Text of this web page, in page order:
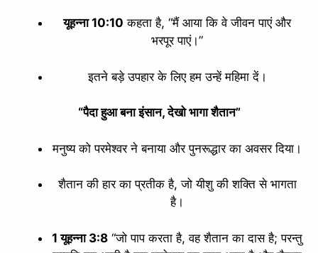
यूहन्ना 10:10 कहता है, “मैं आया कि वे जीवन पाएं और
भरपूर पाएं।”
इतने बड़े उपहार के लिए हम उन्हें महिमा दें।
“पैदा हुआ बना इंसान, देखो भागा शैतान”
मनुष्य को परमेश्वर ने बनाया और पुनरूद्धार का अवसर दिया।
शैतान की हार का प्रतीक है, जो यीशु की शक्ति से भागता
है।
1 यूहन्ना 3:8 “जो पाप करता है, वह शैतान का दास है; परन्तु